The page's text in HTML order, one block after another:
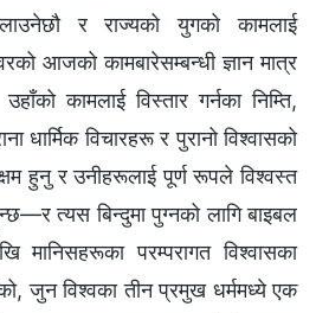
र राज्यको युगको कामलाई
आजको कामबारेसम्बन्धी ज्ञान मात्र
कामलाई विस्तार गर्नका निम्ति,
धार्मिक विचारहरू र पुरानो विश्‍वासको
हुनु र उनीहरूलाई पूर्ण रूपले विश्‍वस्त
त्यस बिन्दुमा पुग्नको लागि बाइबल
मानिसहरूका परम्परागत विश्‍वासका
जुन विश्‍वका तीन प्रमुख धर्ममध्ये एक